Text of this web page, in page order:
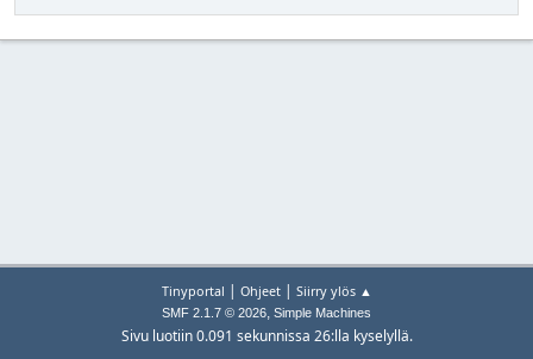
Tinyportal | Ohjeet| Siirry ylös ▲
SMF 2.1.7 © 2026, Simple Machines
Sivu luotiin 0.091 sekunnissa 26:lla kyselyllä.